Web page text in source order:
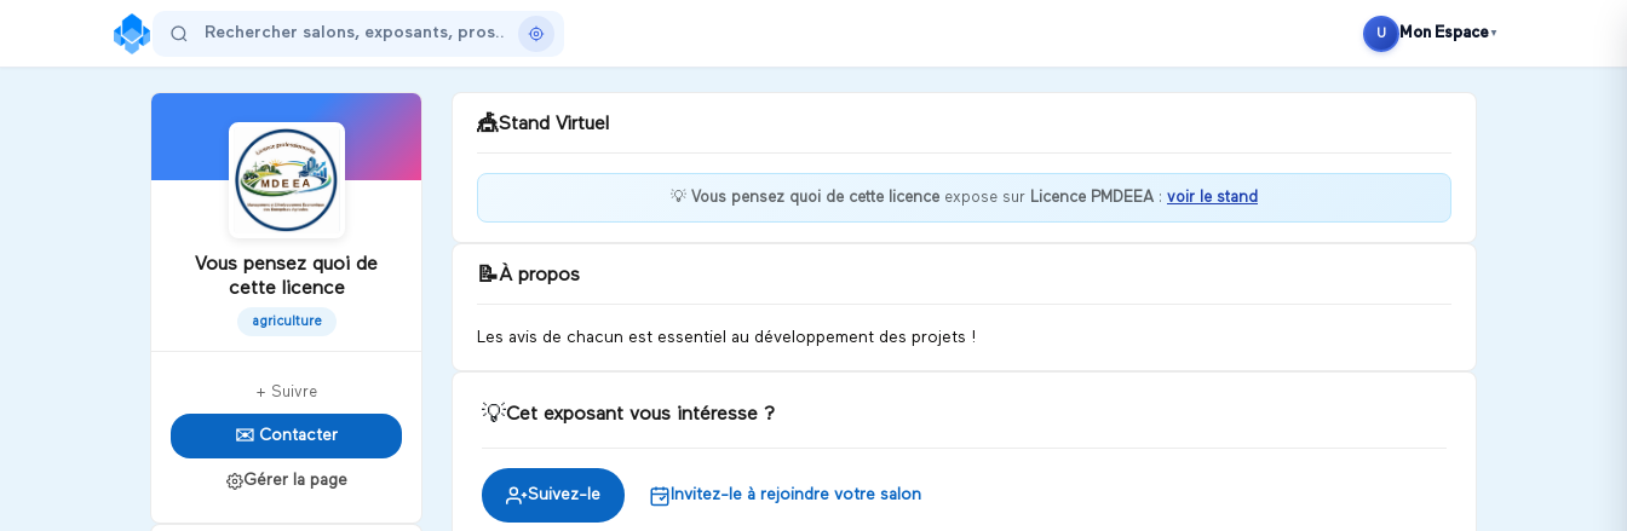
U Mon Espace ▼
Vous pensez quoi de
cette licence
agriculture
+ Suivre
✉️ Contacter
Gérer la page
🎪Stand Virtuel
💡 Vous pensez quoi de cette licence expose sur Licence PMDEEA : voir le stand
📝À propos
Les avis de chacun est essentiel au développement des projets !
💡Cet exposant vous intéresse ?
Suivez-le Invitez-le à rejoindre votre salon